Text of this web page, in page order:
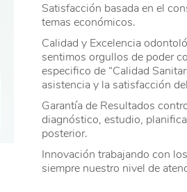
Satisfacción basada en el
temas económicos.
Calidad y Excelencia
sentimos orgullos de poder
especifico de “Calidad
asistencia y la satisfacción
Garantía de Resultados
diagnóstico, estudio,
posterior.
Innovación trabajando con
siempre nuestro nivel de